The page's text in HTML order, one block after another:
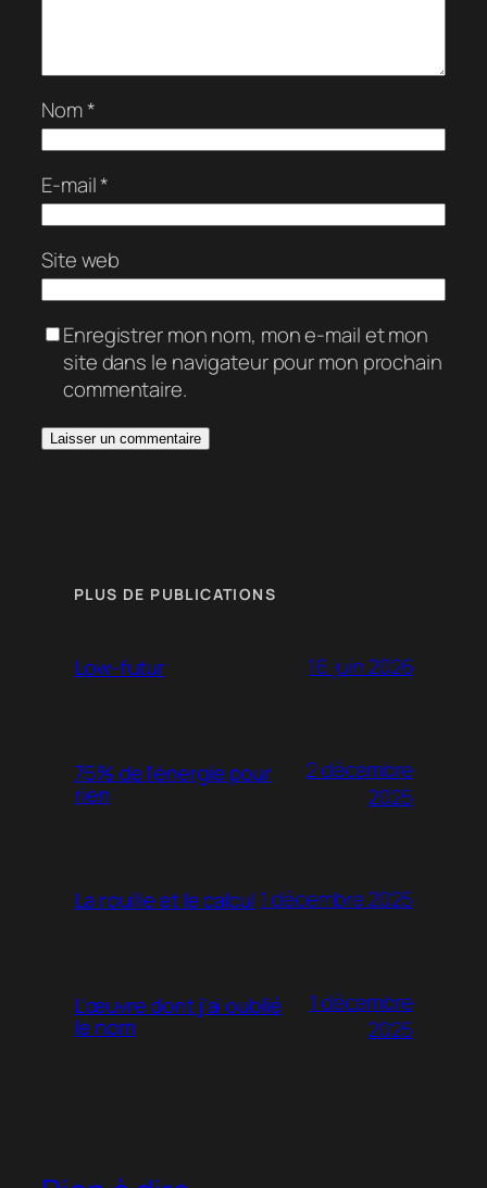
Nom*
E-mail*
Site web
Enregistrer mon nom, mon e-mail et mon
site dans le navigateur pour mon prochain
commentaire.
PLUS DE PUBLICATIONS
Low-futur 16 juin 2026
75% de l’énergie pour
rien
2 décembre
2025
La rouille et le calcul 1 décembre 2025
L’œuvre dont j’ai oublié
le nom
1 décembre
2025